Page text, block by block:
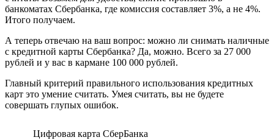
банкоматах Сбербанка, где комиссия составляет 3%, а не 4%.
Итого получаем.
А теперь отвечаю на ваш вопрос: можно ли снимать наличные
с кредитной карты Сбербанка? Да, можно. Всего за 27 000
рублей и у вас в кармане 100 000 рублей.
Главный критерий правильного использования кредитных
карт это умение считать. Умея считать, вы не будете
совершать глупых ошибок.
Цифровая карта СберБанка